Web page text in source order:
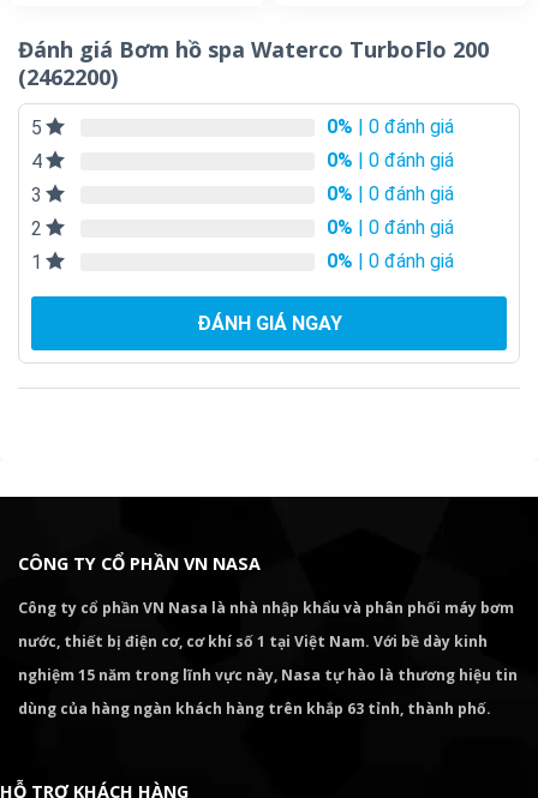
Đánh giá Bơm hồ spa Waterco TurboFlo 200
(2462200)
5 0% | 0 đánh giá
4
0% | 0 đánh giá
3
0% | 0 đánh giá
2
0% | 0 đánh giá
1
0% | 0 đánh giá
ĐÁNH GIÁ NGAY
CÔNG TY CỔ PHẦN VN NASA
Công ty cổ phần VN Nasa là nhà nhập khẩu và phân phối máy bơm
nước, thiết bị điện cơ, cơ khí số 1 tại Việt Nam. Với bề dày kinh
nghiệm 15 năm trong lĩnh vực này, Nasa tự hào là thương hiệu tin
dùng của hàng ngàn khách hàng trên khắp 63 tỉnh, thành phố.
HỖ TRỢ KHÁCH HÀNG